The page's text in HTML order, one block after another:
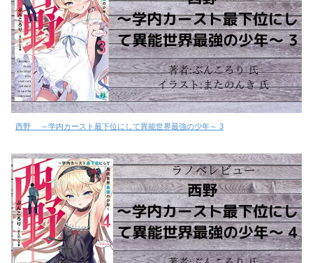
西野 ～学内カースト最下位にして異能世界最強の少年～ 3